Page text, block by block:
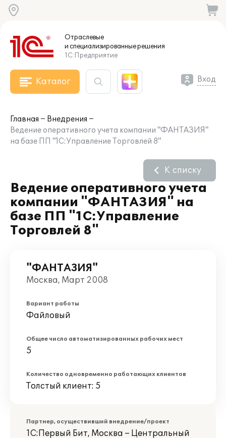
Отраслевые
и специализированныерешения
1С:Предприятие
Каталог Вход
Главная
Внедрения
Ведение оперативного учета компании "ФАНТАЗИЯ"
на базе ПП "1С:Управление Торговлей 8"
Ведение оперативного учета
компании "ФАНТАЗИЯ" на
базе ПП "1С:Управление
Торговлей 8"
К списку
"ФАНТАЗИЯ"
Москва, Март 2008
Вариант работы
Файловый
Общее число автоматизированных рабочих мест
5
Количество одновременно работающих клиентов
Толстый клиент: 5
Партнер, осуществивший внедрение/проект
1С:Первый Бит, Москва – Центральный